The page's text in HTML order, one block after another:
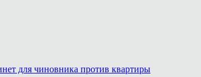
для чиновника против квартиры